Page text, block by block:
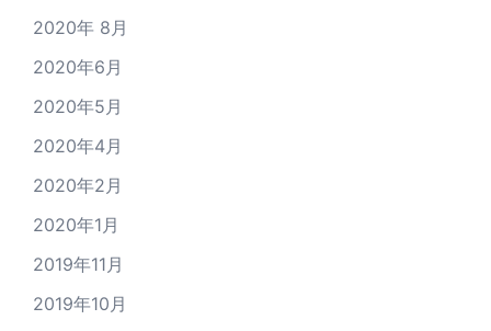
2020年 8月
2020年6月
2020年5月
2020年4月
2020年2月
2020年1月
2019年11月
2019年10月